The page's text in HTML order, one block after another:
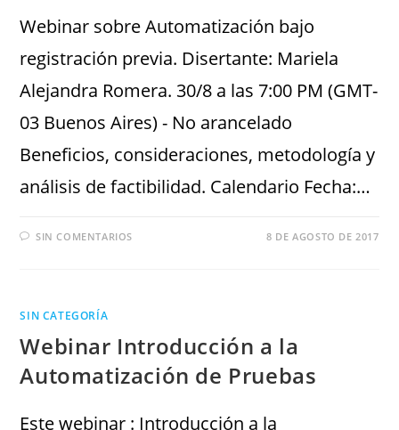
Webinar sobre Automatización bajo
registración previa. Disertante: Mariela
Alejandra Romera. 30/8 a las 7:00 PM (GMT-
03 Buenos Aires) - No arancelado
Beneficios, consideraciones, metodología y
análisis de factibilidad. Calendario Fecha:…
SIN COMENTARIOS 8 DE AGOSTO DE 2017
SIN CATEGORÍA
Webinar Introducción a la
Automatización de Pruebas
Este webinar : Introducción a la